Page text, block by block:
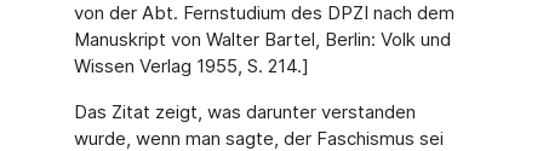
von der Abt. Fernstudium des DPZI nach dem
Manuskript von Walter Bartel, Berlin: Volk und
Wissen Verlag 1955, S. 214.]
Das Zitat zeigt, was darunter verstanden
wurde, wenn man sagte, der Faschismus sei